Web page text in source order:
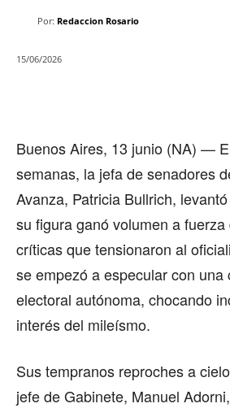
Por: Redaccion Rosario
15/06/2026
Buenos Aires, 13 junio (NA) —
semanas, la jefa de senadores
Avanza, Patricia Bullrich,
su figura ganó volumen a
críticas que tensionaron al
se empezó a especular con una
electoral autónoma, chocando
interés del mileísmo.
Sus tempranos reproches a
jefe de Gabinete, Manuel